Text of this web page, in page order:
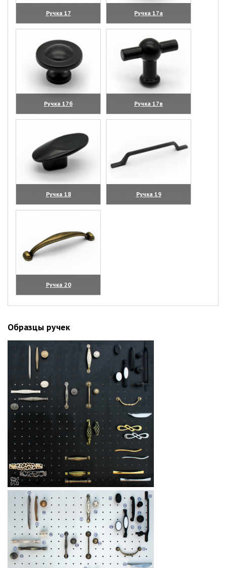
Ручка 17
(увеличить)
Ручка 17а
(увеличить)
Ручка 17б
(увеличить)
Ручка 17в
(увеличить)
Ручка 18
(увеличить)
Ручка 19
(увеличить)
Ручка 20
(увеличить)
Образцы ручек